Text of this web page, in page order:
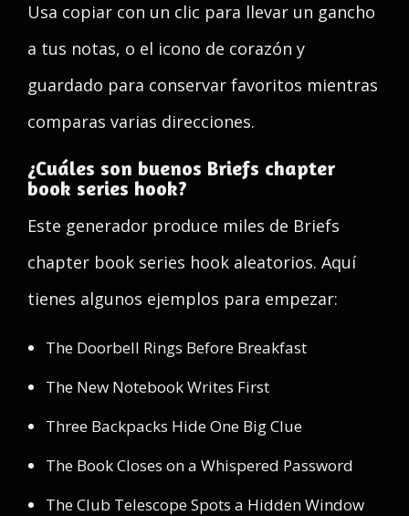
Usa copiar con un clic para llevar un gancho
a tus notas, o el icono de corazón y
guardado para conservar favoritos mientras
comparas varias direcciones.
¿Cuáles son buenos Briefs chapter
book series hook?
Este generador produce miles de Briefs
chapter book series hook aleatorios. Aquí
tienes algunos ejemplos para empezar:
The Doorbell Rings Before Breakfast
The New Notebook Writes First
Three Backpacks Hide One Big Clue
The Book Closes on a Whispered Password
The Club Telescope Spots a Hidden Window